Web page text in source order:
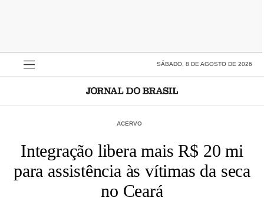
SÁBADO, 8 DE AGOSTO DE 2026
ACERVO
Integração libera mais R$ 20 mi
para assistência às vítimas da seca
no Ceará